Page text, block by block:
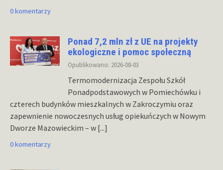
0 komentarzy
Ponad 7,2 mln zł z UE na projekty
ekologiczne i pomoc społeczną
Opublikowano: 2026-08-03
Termomodernizacja Zespołu Szkół
Ponadpodstawowych w Pomiechówku i
czterech budynków mieszkalnych w Zakroczymiu oraz
zapewnienie nowoczesnych usług opiekuńczych w Nowym
Dworze Mazowieckim – w [...]
0 komentarzy